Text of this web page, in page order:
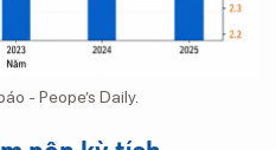
- Peope’s Daily.